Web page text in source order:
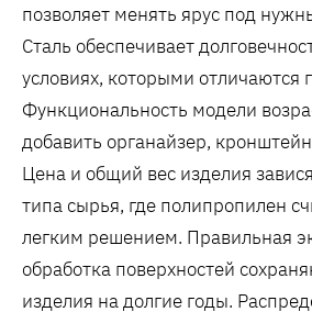
позволяет менять ярус под
Сталь обеспечивает
условиях, которыми отличаются
Функциональность модели
добавить органайзер,
Цена и общий вес изделия
типа сырья, где полипропилен
легким решением. Правильная
обработка поверхностей
изделия на долгие годы.